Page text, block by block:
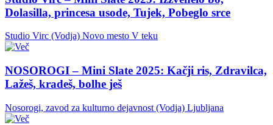
Dolasilla, princesa usode, Tujek, Pobeglo srce
Studio Virc (Vodja) Novo mesto V teku
NOSOROGI – Mini Slate 2025: Kačji ris, Zdravilca,
Lažeš, kradeš, bolhe ješ
Nosorogi, zavod za kulturno dejavnost (Vodja) Ljubljana